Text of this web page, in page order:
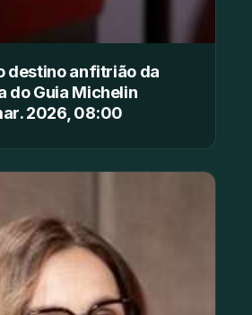
destino anfitrião da
do Guia Michelin
2026, 08:00